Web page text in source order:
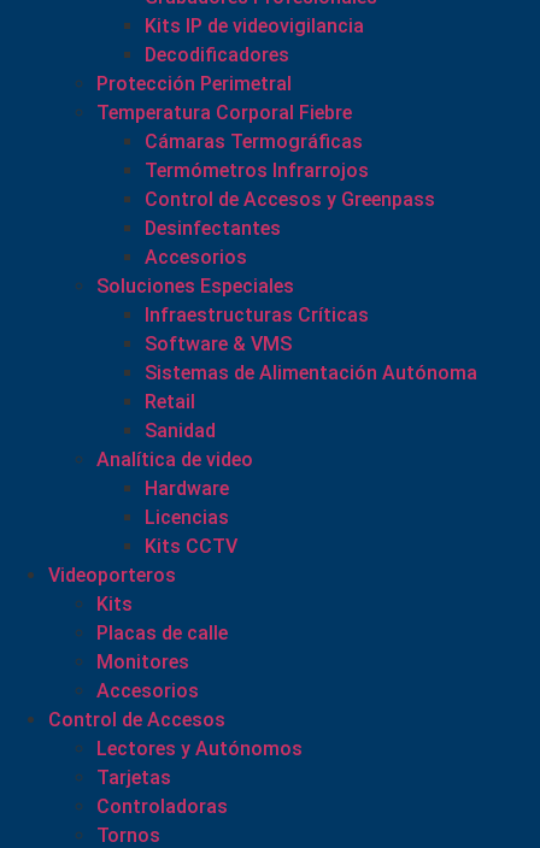
Kits IP de videovigilancia
Decodificadores
Protección Perimetral
Temperatura Corporal Fiebre
Cámaras Termográficas
Termómetros Infrarrojos
Control de Accesos y Greenpass
Desinfectantes
Accesorios
Soluciones Especiales
Infraestructuras Críticas
Software & VMS
Sistemas de Alimentación Autónoma
Retail
Sanidad
Analítica de video
Hardware
Licencias
Kits CCTV
Videoporteros
Kits
Placas de calle
Monitores
Accesorios
Control de Accesos
Lectores y Autónomos
Tarjetas
Controladoras
Tornos